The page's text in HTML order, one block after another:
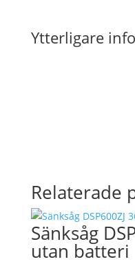
Ytterligare
Relaterade
Sänksåg
utan batteri